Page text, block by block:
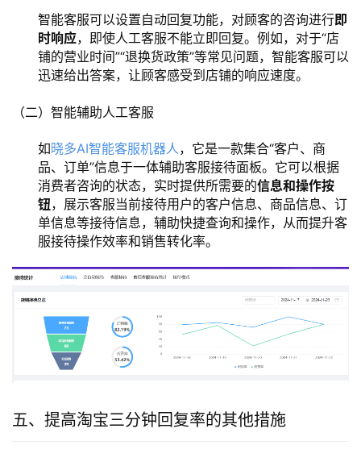
智能客服可以设置自动回复功能，对顾客的咨询进行即
时响应，即使人工客服不能立即回复。例如，对于“店
铺的营业时间”“退换货政策”等常见问题，智能客服可以
迅速给出答案，让顾客感受到店铺的响应速度。
（二）智能辅助人工客服
如晓多AI智能客服机器人 ，它是一款集合“客户、商
品、订单”信息于一体辅助客服接待面板。它可以根据
消费者咨询的状态，实时提供所需要的信息和操作按
钮，展示客服当前接待用户的客户信息、商品信息、订
单信息等接待信息，辅助快捷查询和操作，从而提升客
服接待操作效率和销售转化率。
五、提高淘宝三分钟回复率的其他措施